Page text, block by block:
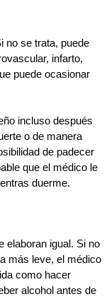
no se trata, puede
infarto,
puede ocasionar
incluso después
o de manera
de padecer
que el médico le
duerme.
elaboran igual. Si no
más leve, el médico
como hacer
alcohol antes de